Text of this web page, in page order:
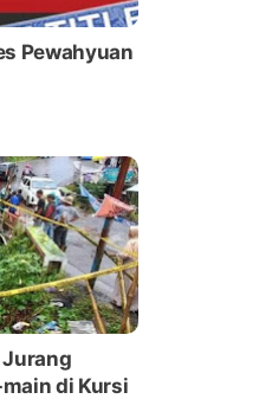
Pewahyuan
Jurang
di Kursi